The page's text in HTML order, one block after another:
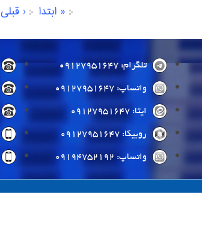
« ابتدا ‹ قبلی
تلگرام: 09127951647
واتساپ: 09127951647
ایتا: 09127951647
روبیکا: 09127951647
واتساپ: 09194752192